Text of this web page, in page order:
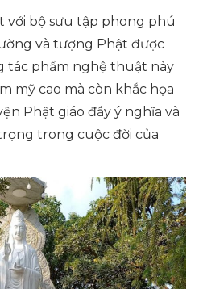
với bộ sưu tập phong phú
và tượng Phật được
tác phẩm nghệ thuật này
mỹ cao mà còn khắc họa
Phật giáo đầy ý nghĩa và
trong cuộc đời của